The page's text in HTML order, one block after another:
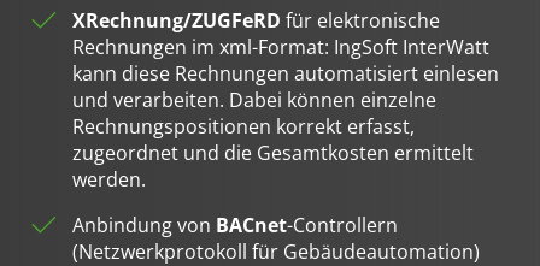
können Sie jederzeit mit Wirkung für die Zukunft in
unsererDatenschutzerklärungwiderrufen. Technisch
notwendige Dienste (beispielsweise Cookies für diese
Abfrage) können wir aber auch ohne Ihre Einwilligung
einsetzen.
XRechnung/ZUGFeRD für elektronische
Rechnungen im xml-Format: IngSoft InterWatt
kann diese Rechnungen automatisiert einlesen
und verarbeiten. Dabei können einzelne
Rechnungspositionen korrekt erfasst,
zugeordnet und die Gesamtkosten ermittelt
werden.
Anbindung von BACnet-Controllern
(Netzwerkprotokoll für Gebäudeautomation)